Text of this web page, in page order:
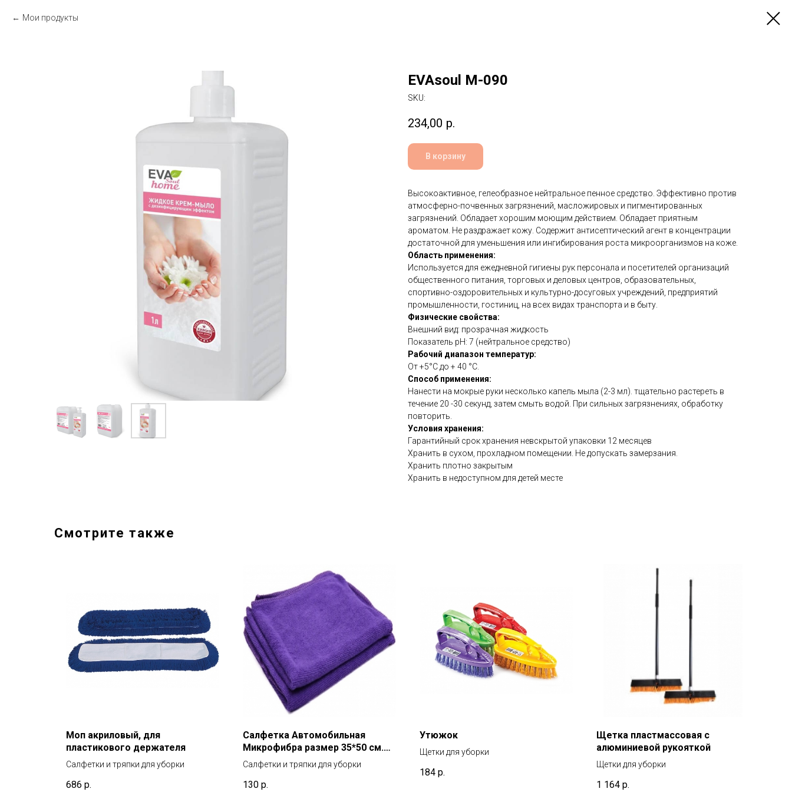
Мои продукты
EVAsoul M-090
SKU:
234,00 р.
В корзину
Высокоактивное, гелеобразное нейтральное пенное средство. Эффективно против
атмосферно-почвенных загрязнений, масложировых и пигментированных
загрязнений. Обладает хорошим моющим действием. Обладает приятным
ароматом. Не раздражает кожу. Содержит антисептический агент в концентрации
достаточной для уменьшения или ингибирования роста микроорганизмов на коже.
Область применения:
Используется для ежедневной гигиены рук персонала и посетителей организаций
общественного питания, торговых и деловых центров, образовательных,
спортивно-оздоровительных и культурно-досуговых учреждений, предприятий
промышленности, гостиниц, на всех видах транспорта и в быту.
Физические свойства:
Внешний вид: прозрачная жидкость
Показатель рН: 7 (нейтральное средство)
Рабочий диапазон температур:
От +5°С до + 40 °С.
Способ применения:
Нанести на мокрые руки несколько капель мыла (2-3 мл). тщательно растереть в
течение 20 -30 секунд, затем смыть водой. При сильных загрязнениях, обработку
повторить.
Условия хранения:
Гарантийный срок хранения невскрытой упаковки 12 месяцев
Хранить в сухом, прохладном помещении. Не допускать замерзания.
Хранить плотно закрытым
Хранить в недоступном для детей месте
Смотрите также
Моп акриловый, для
пластикового держателя
Салфетки и тряпки для уборки
686 р.
Салфетка Автомобильная
Микрофибра размер 35*50 см.
Плотность: 380 г/кв.м
Салфетки и тряпки для уборки
130 р.
Утюжок
Щетки для уборки
184 р.
Щетка пластмассовая с
алюминиевой рукояткой
Щетки для уборки
1 164 р.